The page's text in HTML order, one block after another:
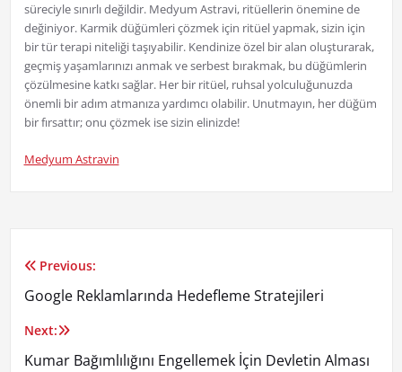
süreciyle sınırlı değildir. Medyum Astravi, ritüellerin önemine de
değiniyor. Karmik düğümleri çözmek için ritüel yapmak, sizin için
bir tür terapi niteliği taşıyabilir. Kendinize özel bir alan oluşturarak,
geçmiş yaşamlarınızı anmak ve serbest bırakmak, bu düğümlerin
çözülmesine katkı sağlar. Her bir ritüel, ruhsal yolculuğunuzda
önemli bir adım atmanıza yardımcı olabilir. Unutmayın, her düğüm
bir fırsattır; onu çözmek ise sizin elinizde!
Medyum Astravin
Yazı
gezinmesi
Previous:
Google Reklamlarında Hedefleme Stratejileri
Next:
Kumar Bağımlılığını Engellemek İçin Devletin Alması